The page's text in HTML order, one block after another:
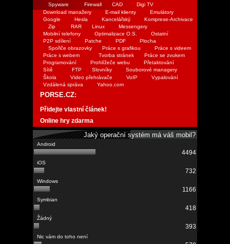
Spyware
Firewall CAD
Digi TV
Download manažery
E-mail klienty
Emulátory
Google
Hesla Kancelářský
Komprese-Archivace
Zip
RAR Linux
Messengery
Mobilní telefony
Optimalizace O.S.
Ostatní
P2P sdílení
Patche PDF
Plocha
Spořiče obrazovky
Práce s grafikou
Práce s videem
Práce s webem
Tvorba stránek
Práce se zvukem
Programování
Prohlížeče webu
Přetaktování
Sítě
FTP Slovníky
Souborové managery
Škola
Video přehrávače VoIP
Vypalování
Vzdálená správa
Yahoo.com
PORSE.CZ:
Přidejte vlastní článek!
Online hry zdarma
Jaký operační systém má váš mobil?
4494
732
1166
418
393